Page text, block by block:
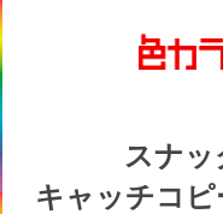
スナッ
キャッチコピ